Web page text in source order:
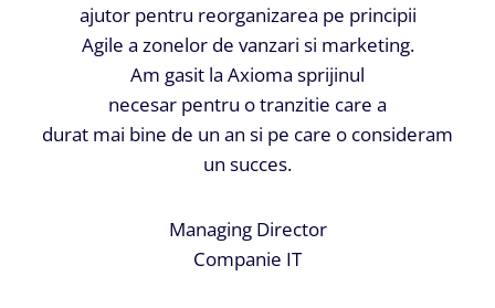
ajutor pentru reorganizarea pe principii
Agile a zonelor de vanzari si marketing.
Am gasit la Axioma sprijinul
necesar pentru o tranzitie care a
durat mai bine de un an si pe care o consideram
un succes.
Managing Director
Companie IT